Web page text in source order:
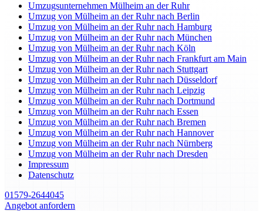
Umzugsunternehmen Mülheim an der Ruhr
Umzug von Mülheim an der Ruhr nach Berlin
Umzug von Mülheim an der Ruhr nach Hamburg
Umzug von Mülheim an der Ruhr nach München
Umzug von Mülheim an der Ruhr nach Köln
Umzug von Mülheim an der Ruhr nach Frankfurt am Main
Umzug von Mülheim an der Ruhr nach Stuttgart
Umzug von Mülheim an der Ruhr nach Düsseldorf
Umzug von Mülheim an der Ruhr nach Leipzig
Umzug von Mülheim an der Ruhr nach Dortmund
Umzug von Mülheim an der Ruhr nach Essen
Umzug von Mülheim an der Ruhr nach Bremen
Umzug von Mülheim an der Ruhr nach Hannover
Umzug von Mülheim an der Ruhr nach Nürnberg
Umzug von Mülheim an der Ruhr nach Dresden
Impressum
Datenschutz
01579-2644045
Angebot anfordern